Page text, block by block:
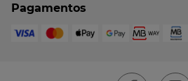
Pagamentos